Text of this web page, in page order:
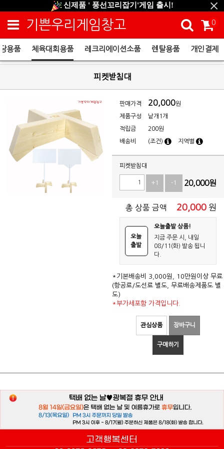
신제품 ' 풍선꼬리잡기'게임 출시!
신규회원 HAPPY EVENT 적립금 5,000원 증정
❤ 신제품 ' 컬링&볼링 ' 출시! ❤
기쁜우리게임창고 0
용품 체육대회용품 레크리에이션소품 렌탈용품 개인결제
피켓받침대
판매가격 20,000원
제품구성 낱개1개
적립금 200원
배송비 (조건) 지역별
피켓받침대
+1 -1 20,000원
총 상품 금액 20,000 원
오늘
출발
오늘출발 상품!
지금 주문 시, 내일
08/11(화) 발송 됩니
다.
*기본배송비 3,000원, 10만원이상 무료
(항공료/도선료 별도, 무료배송제품도 별
도)
*부가세포함 가격입니다.
관심상품 장바구니
구매하기